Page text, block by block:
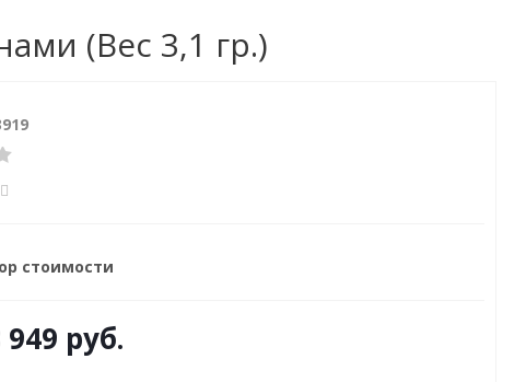
(Вес 3,1 гр.)
стоимости
949 руб.